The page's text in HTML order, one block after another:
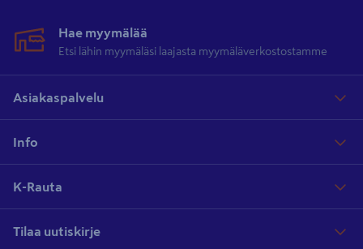
Hae myymälää
Etsi lähin myymäläsi laajasta myymäläverkostostamme
Asiakaspalvelu
Info
K-Rauta
Tilaa uutiskirje